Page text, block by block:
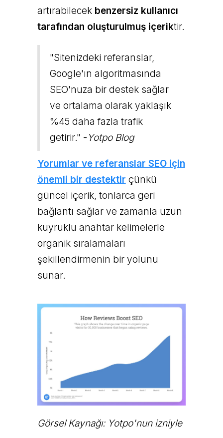
artırabilecek benzersiz kullanıcı
tarafından oluşturulmuş içeriktir.
"Sitenizdeki referanslar,
Google'ın algoritmasında
SEO'nuza bir destek sağlar
ve ortalama olarak yaklaşık
%45 daha fazla trafik
getirir." - Yotpo Blog
Yorumlar ve referanslar SEO için
önemli bir destektir çünkü
güncel içerik, tonlarca geri
bağlantı sağlar ve zamanla uzun
kuyruklu anahtar kelimelerle
organik sıralamaları
şekillendirmenin bir yolunu
sunar.
Görsel Kaynağı: Yotpo'nun izniyle